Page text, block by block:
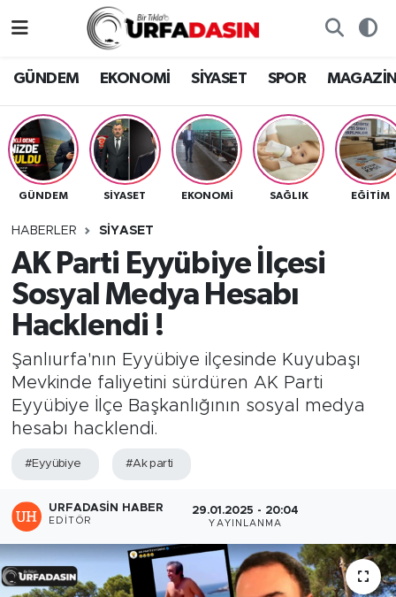
GÜNDEM EKONOMİ SİYASET SPOR
GÜNDEM SİYASET EKONOMİ SAĞLIK EĞITIM
HABERLER SİYASET
AK Parti Eyyübiye İlçesi
Sosyal Medya Hesabı
Hacklendi !
Şanlıurfa'nın Eyyübiye ilçesinde Kuyubaşı
Mevkinde faliyetini sürdüren AK Parti
Eyyübiye İlçe Başkanlığının sosyal medya
hesabı hacklendi.
#Eyyübiye #Ak parti
URFADASIN HABER
EDITÖR
29.01.2025 - 20:04
YAYINLANMA
EKONOMİ
SİYASET
SPOR
MAGAZİN
SAĞLIK
TEKNOLOJİ
OTOMOBİL
Gizlilik ve Güvenlik Politikası
İletişim
Nöbetçi Eczaneler
Hava Durumu
Namaz Vakitleri
Trafik Durumu
Süper Lig Puan Durumu ve Fikstür
Tüm Manşetler
Son Dakika Haberleri
Haber Arşivi